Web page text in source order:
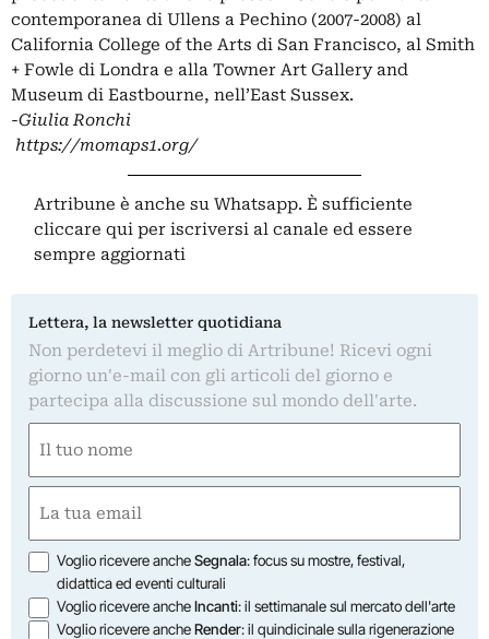
contemporanea di Ullens a Pechino (2007-2008) al
California College of the Arts di San Francisco, al Smith
+ Fowle di Londra e alla Towner Art Gallery and
Museum di Eastbourne, nell’East Sussex.
-Giulia Ronchi
https://momaps1.org/
Artribune è anche su Whatsapp. È sufficiente
cliccare qui per iscriversi al canale ed essere
sempre aggiornati
Lettera, la newsletter quotidiana
Non perdetevi il meglio di Artribune! Ricevi ogni
giorno un'e-mail con gli articoli del giorno e
partecipa alla discussione sul mondo dell'arte.
(Obbligatorio)
Nome
(Obbligatorio)
Opzioni
Voglio ricevere ancheSegnala: focus su mostre, festival,
didattica ed eventi culturali
Voglio ricevere ancheIncanti: il settimanale sul mercato dell'arte
Voglio ricevere ancheRender: il quindicinale sulla rigenerazione